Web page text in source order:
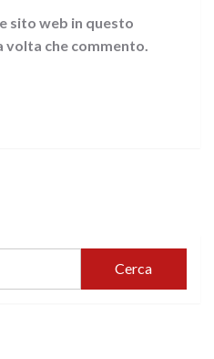
sito web in questo
che commento.
Cerca